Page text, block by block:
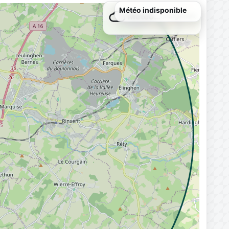
Météo…Chargement
Météo indisponible